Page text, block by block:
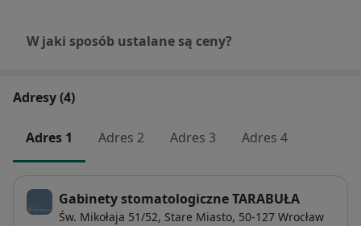
komfort Pacjentów.
W jaki sposób ustalane są ceny?
Adresy (4)
Adres 1 Adres 2 Adres 3 Adres 4
Gabinety stomatologiczne TARABUŁA
Św. Mikołaja 51/52, Stare Miasto, 50-127 Wrocław